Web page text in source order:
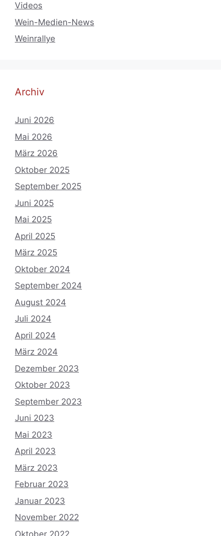
Videos
Wein-Medien-News
Weinrallye
Archiv
Juni 2026
Mai 2026
März 2026
Oktober 2025
September 2025
Juni 2025
Mai 2025
April 2025
März 2025
Oktober 2024
September 2024
August 2024
Juli 2024
April 2024
März 2024
Dezember 2023
Oktober 2023
September 2023
Juni 2023
Mai 2023
April 2023
März 2023
Februar 2023
Januar 2023
November 2022
Oktober 2022